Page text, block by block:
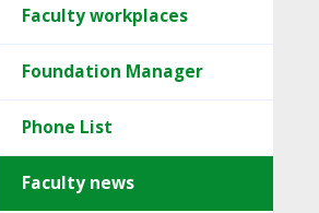
Faculty workplaces
Foundation Manager
Phone List
Faculty news